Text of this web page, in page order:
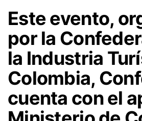
Este evento,
por la
la Industria
Colombia,
cuenta con el